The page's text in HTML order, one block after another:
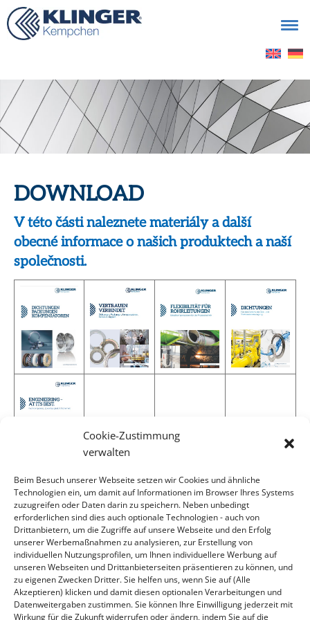
Cookie-Zustimmung
verwalten
Beim Besuch unserer Webseite setzen wir Cookies und ähnliche
Technologien ein, um damit auf Informationen im Browser Ihres Systems
zuzugreifen oder Daten darin zu speichern. Neben unbedingt
erforderlichen sind dies auch optionale Technologien - auch von
Drittanbietern, um die Zugriffe auf unsere Webseite und den Erfolg
unserer Werbemaßnahmen zu analysieren, zur Erstellung von
individuellen Nutzungsprofilen, um Ihnen individuellere Werbung auf
unseren Webseiten und Drittanbieterseiten präsentieren zu können, und
zu eigenen Zwecken Dritter. Sie helfen uns, wenn Sie auf (Alle
Akzeptieren) klicken und damit diesen optionalen Verarbeitungen und
Datenweitergaben zustimmen. Sie können Ihre Einwilligung jederzeit mit
Wirkung für die Zukunft widerrufen oder ändern, indem Sie auf die
DOWNLOAD
V této části naleznete materiály a další
obecné informace o našich produktech a naší
společnosti.
CONTACT
Kontakty